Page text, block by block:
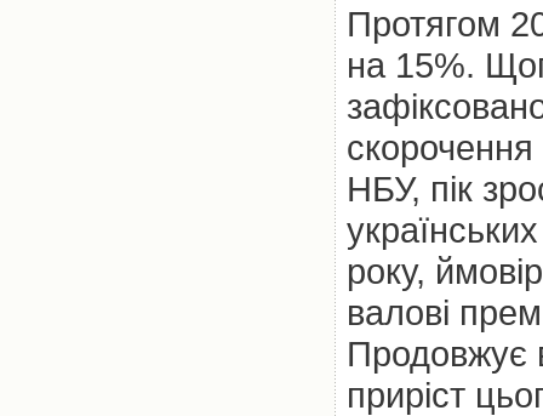
Протягом
на 15%.
НБУ, пік
року,
валові
Продовжує
приріст